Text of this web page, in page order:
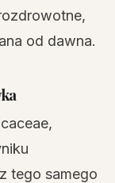
od dawna.
tego samego